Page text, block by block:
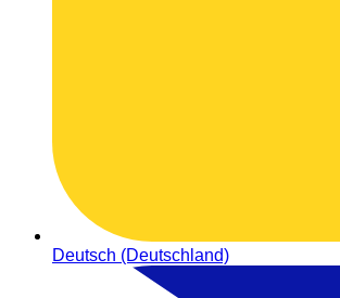
Deutsch (Deutschland)